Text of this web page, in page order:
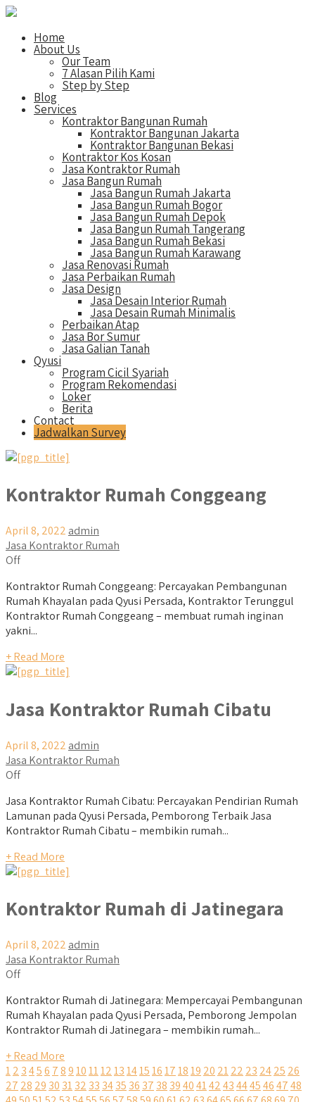
Home
About Us
Our Team
7 Alasan Pilih Kami
Step by Step
Blog
Services
Kontraktor Bangunan Rumah
Kontraktor Bangunan Jakarta
Kontraktor Bangunan Bekasi
Kontraktor Kos Kosan
Jasa Kontraktor Rumah
Jasa Bangun Rumah
Jasa Bangun Rumah Jakarta
Jasa Bangun Rumah Bogor
Jasa Bangun Rumah Depok
Jasa Bangun Rumah Tangerang
Jasa Bangun Rumah Bekasi
Jasa Bangun Rumah Karawang
Jasa Renovasi Rumah
Jasa Perbaikan Rumah
Jasa Design
Jasa Desain Interior Rumah
Jasa Desain Rumah Minimalis
Perbaikan Atap
Jasa Bor Sumur
Jasa Galian Tanah
Qyusi
Program Cicil Syariah
Program Rekomendasi
Loker
Berita
Contact
Jadwalkan Survey
Kontraktor Rumah Conggeang
April 8, 2022 admin
Jasa Kontraktor Rumah
Off
Kontraktor Rumah Conggeang: Percayakan Pembangunan
Rumah Khayalan pada Qyusi Persada, Kontraktor Terunggul
Kontraktor Rumah Conggeang – membuat rumah inginan
yakni...
+ Read More
Jasa Kontraktor Rumah Cibatu
April 8, 2022 admin
Jasa Kontraktor Rumah
Off
Jasa Kontraktor Rumah Cibatu: Percayakan Pendirian Rumah
Lamunan pada Qyusi Persada, Pemborong Terbaik Jasa
Kontraktor Rumah Cibatu – membikin rumah...
+ Read More
Kontraktor Rumah di Jatinegara
April 8, 2022 admin
Jasa Kontraktor Rumah
Off
Kontraktor Rumah di Jatinegara: Mempercayai Pembangunan
Rumah Khayalan pada Qyusi Persada, Pemborong Jempolan
Kontraktor Rumah di Jatinegara – membikin rumah...
+ Read More
12 3456 78910111213141516171819 20 2122 23 2425 26
27 28 29 30 3132 33 3435 36 37 38 39404142434445464748